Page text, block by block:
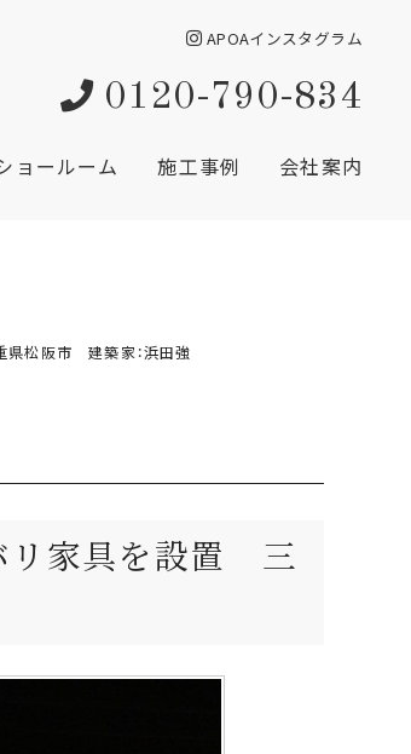
APOAインスタグラム
0120-790-834
ョールーム 施工事例 会社案内
松阪市 建築家：浜田強
リ家具を設置 三